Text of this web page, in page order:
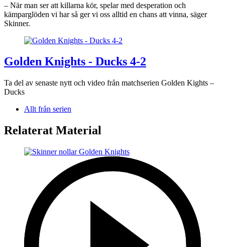
– När man ser att killarna kör, spelar med desperation och
kämparglöden vi har så ger vi oss alltid en chans att vinna, säger
Skinner.
Golden Knights - Ducks 4-2
Ta del av senaste nytt och video från matchserien Golden Kights –
Ducks
Allt från serien
Relaterat Material